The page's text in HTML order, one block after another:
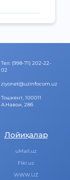
Тел: (998-71) 202-22-
02
ziyonet@uzinfocom.uz
Тошкент, 100011
А.Навои, 28б
Лойиҳалар
uMail.uz
Fikr.uz
WWW.UZ